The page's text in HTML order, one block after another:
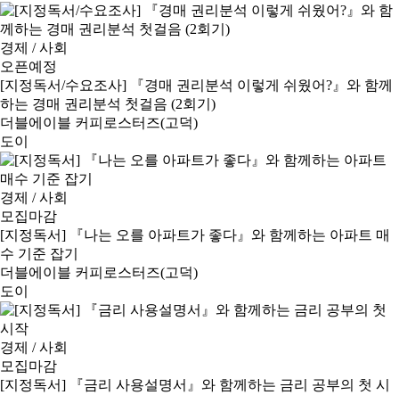
경제 / 사회
오픈예정
[지정독서/수요조사] 『경매 권리분석 이렇게 쉬웠어?』와 함께
하는 경매 권리분석 첫걸음 (2회기)
더블에이블 커피로스터즈(고덕)
도이
경제 / 사회
모집마감
[지정독서] 『나는 오를 아파트가 좋다』와 함께하는 아파트 매
수 기준 잡기
더블에이블 커피로스터즈(고덕)
도이
경제 / 사회
모집마감
[지정독서] 『금리 사용설명서』와 함께하는 금리 공부의 첫 시